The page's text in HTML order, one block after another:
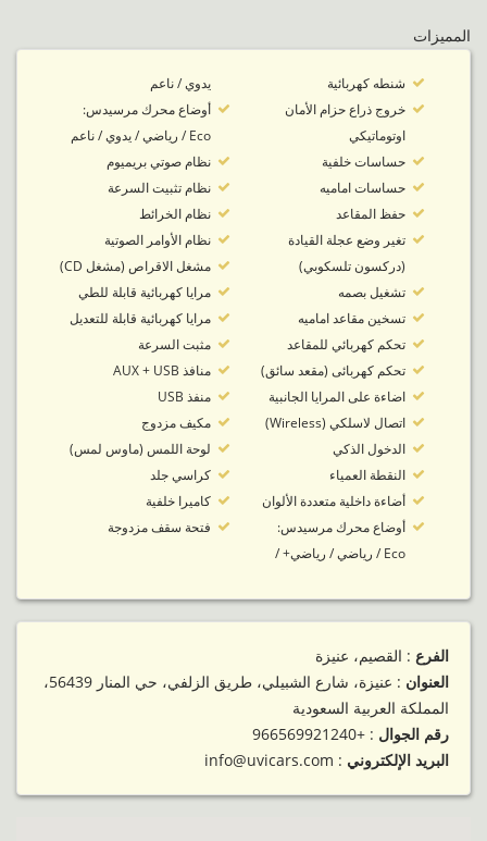
المميزات
شنطه كهربائية
خروج ذراع حزام الأمان
اوتوماتيكي
حساسات خلفية
حساسات اماميه
حفظ المقاعد
تغير وضع عجلة القيادة
(دركسون تلسكوبي)
تشغيل بصمه
تسخين مقاعد اماميه
تحكم كهربائي للمقاعد
تحكم كهربائى (مقعد سائق)
اضاءة على المرايا الجانبية
اتصال لاسلكي (Wireless)
الدخول الذكي
النقطة العمياء
أضاءة داخلية متعددة الألوان
أوضاع محرك مرسيدس:
Eco / رياضي / رياضي+ /
يدوي / ناعم
أوضاع محرك مرسيدس:
Eco / رياضي / يدوي / ناعم
نظام صوتي بريميوم
نظام تثبيت السرعة
نظام الخرائط
نظام الأوامر الصوتية
مشغل الاقراص (مشغل CD)
مرايا كهربائية قابلة للطي
مرايا كهربائية قابلة للتعديل
مثبت السرعة
منافذ AUX + USB
منفذ USB
مكيف مزدوج
لوحة اللمس (ماوس لمس)
كراسي جلد
كاميرا خلفية
فتحة سقف مزدوجة
الفرع : القصيم، عنيزة
العنوان
: عنيزة، شارع الشبيلي، طريق الزلفي، حي المنار 56439،
المملكة العربية السعودية
رقم الجوال :
+966569921240
البريد الإلكتروني : info@uvicars.com